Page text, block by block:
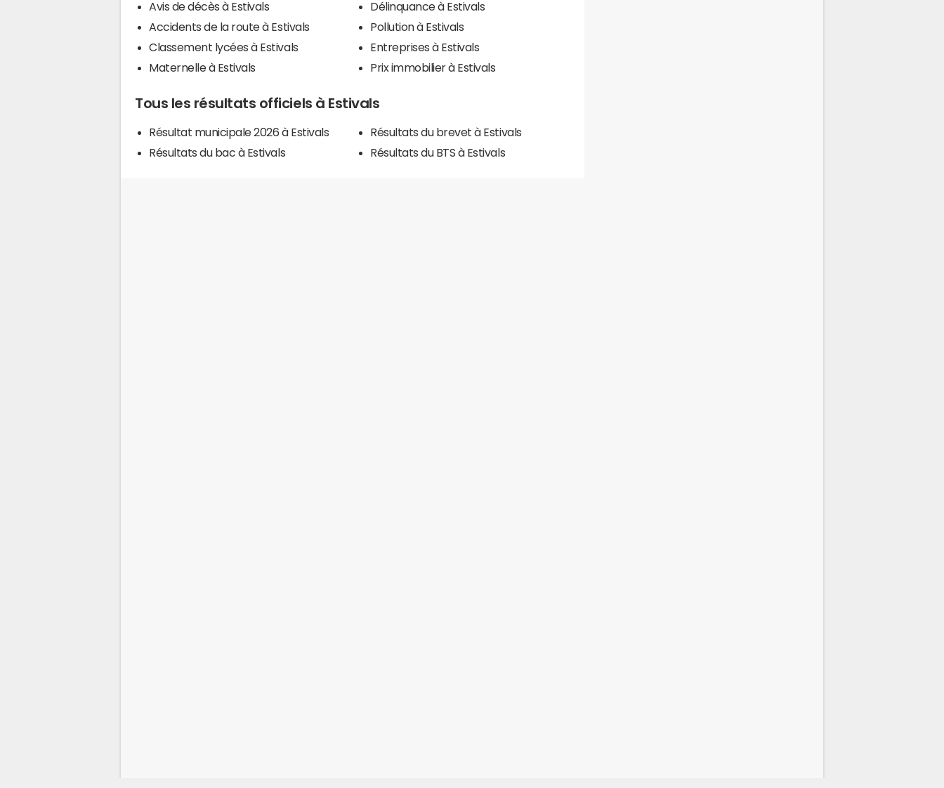
Avis de décès à Estivals
Accidents de la route à Estivals
Classement lycées à Estivals
Maternelle à Estivals
Délinquance à Estivals
Pollution à Estivals
Entreprises à Estivals
Prix immobilier à Estivals
Tous les résultats officiels à Estivals
Résultat municipale 2026 à Estivals
Résultats du bac à Estivals
Résultats du brevet à Estivals
Résultats du BTS à Estivals